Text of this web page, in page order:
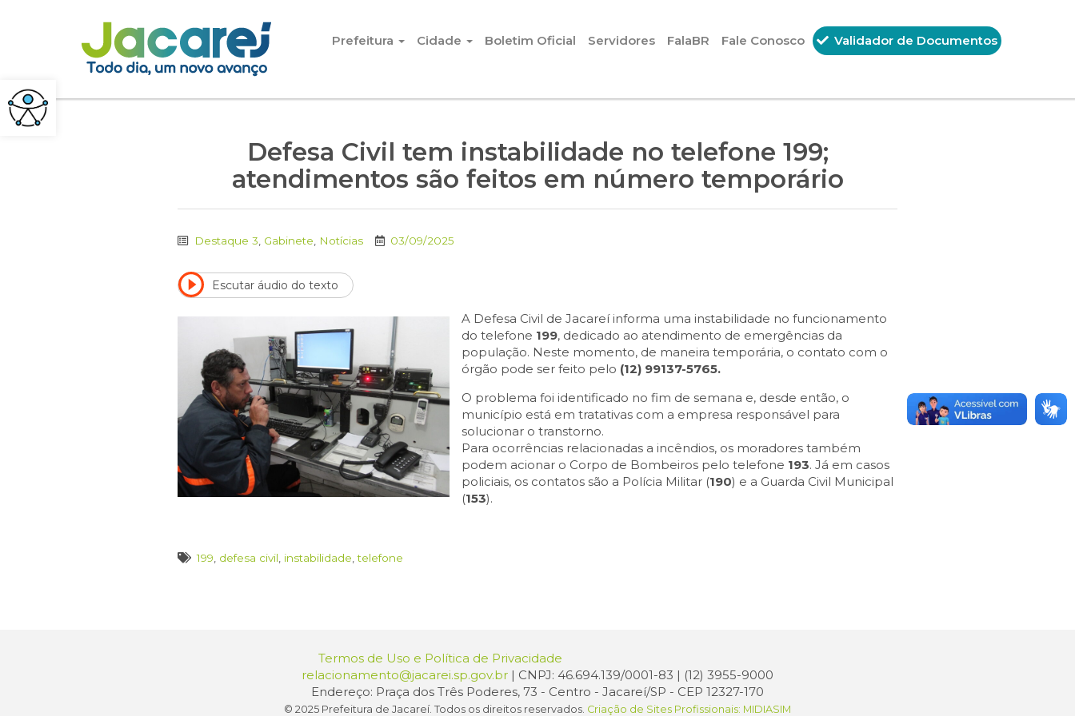
Pular para o conteúdo
Prefeitura
Cidade Boletim Oficial Servidores FalaBR Fale Conosco Validador de Documentos
Defesa Civil tem instabilidade no telefone 199;
atendimentos são feitos em número temporário
Destaque 3 Gabinete Notícias 03/09/2025
Escutar áudio do texto
A Defesa Civil de Jacareí informa uma instabilidade no funcionamento
do telefone 199, dedicado ao atendimento de emergências da
população. Neste momento, de maneira temporária, o contato com o
órgão pode ser feito pelo (12) 99137-5765.
O problema foi identificado no fim de semana e, desde então, o
município está em tratativas com a empresa responsável para
solucionar o transtorno.
Para ocorrências relacionadas a incêndios, os moradores também
podem acionar o Corpo de Bombeiros pelo telefone 193. Já em casos
policiais, os contatos são a Polícia Militar (190) e a Guarda Civil Municipal
(153).
199 defesa civil instabilidade ,telefone
Termos de Uso e Política de Privacidade
relacionamento@jacarei.sp.gov.br | CNPJ: 46.694.139/0001-83 | (12) 3955-9000
Endereço: Praça dos Três Poderes, 73 - Centro - Jacareí/SP - CEP 12327-170
© 2025 Prefeitura de Jacareí. Todos os direitos reservados. Criação de Sites Profissionais: MIDIASIM